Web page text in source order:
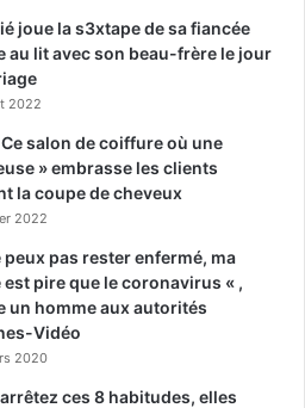
joue la s3xtape de sa fiancée
au lit avec son beau-frère le jour
2022
salon de coiffure où une
» embrasse les clients
la coupe de cheveux
2022
peux pas rester enfermé, ma
est pire que le coronavirus « ,
un homme aux autorités
Vidéo
2020
ces 8 habitudes, elles